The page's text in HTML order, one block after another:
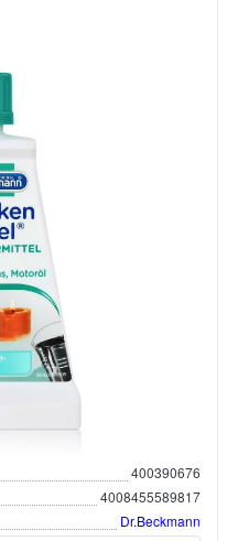
400390676
4008455589817
Dr.Beckmann